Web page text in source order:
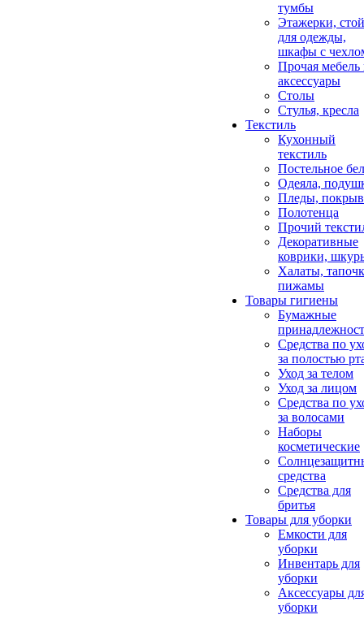
тумбы
Этажерки,
для одежды,
шкафы с
Прочая мебель
аксессуары
Столы
Стулья, кресла
Текстиль
Кухонный
текстиль
Постельное
Одеяла,
Пледы,
Полотенца
Прочий
Декоративные
коврики,
Халаты,
пижамы
Товары гигиены
Бумажные
Средства по
за полостью
Уход за телом
Уход за лицом
Средства по
за волосами
Наборы
косметические
средства
Средства для
бритья
Товары для уборки
Емкости для
уборки
Инвентарь для
уборки
Аксессуары
уборки